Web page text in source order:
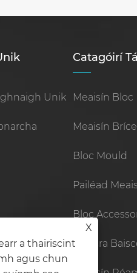
Unik
Catagóirí
Meaisín Bloc
Meaisín
Bloc Mould
Pailéad
Bloc
Gléasra
X
a thairiscint
agus chun